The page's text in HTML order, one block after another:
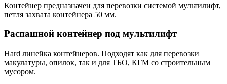
Контейнер предназначен для перевозки системой мультилифт,
петля захвата контейнера 50 мм.
Распашной контейнер под мультилифт
Hard линейка контейнеров. Подходят как для перевозки
макулатуры, опилок, так и для ТБО, КГМ со строительным
мусором.